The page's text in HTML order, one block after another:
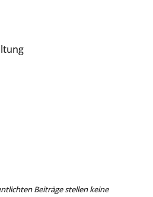
Beiträge stellen keine